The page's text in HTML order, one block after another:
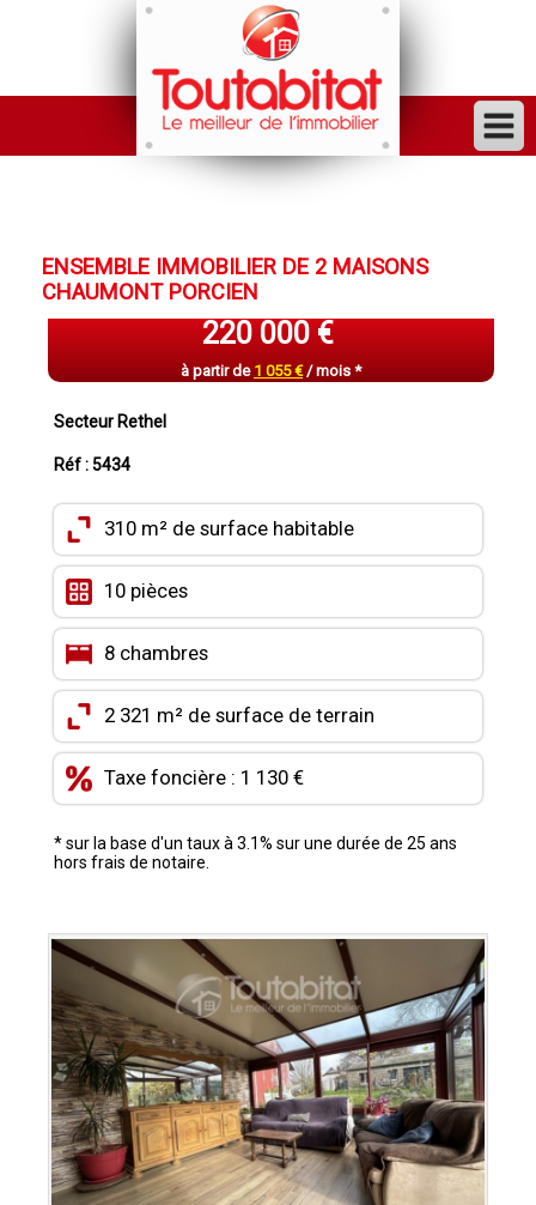
ACHETER
FINANCER
LOUER
GESTION
CONTACT
ENSEMBLE IMMOBILIER DE 2 MAISONS
CHAUMONT PORCIEN
220 000 €
à partir de 1 055 €/ mois *
Secteur Rethel
Réf : 5434
310 m² de surface habitable
10 pièces
8 chambres
2 321 m² de surface de terrain
Taxe foncière : 1 130 €
* sur la base d'un taux à 3.1% sur une durée de 25 ans
hors frais de notaire.